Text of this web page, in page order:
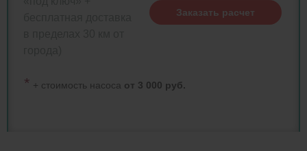
Заказать расчет
* + стоимость насоса от 3 000 руб.